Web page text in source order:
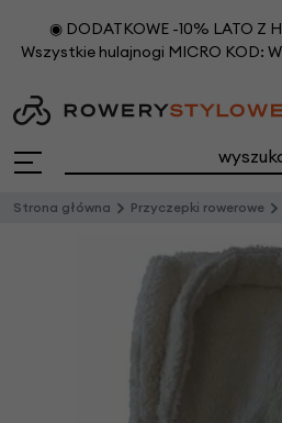
◉ DODATKOWE -10% LATO Z
Wszystkie hulajnogi MICRO KOD:
Strona główna Przyczepki rowerowe